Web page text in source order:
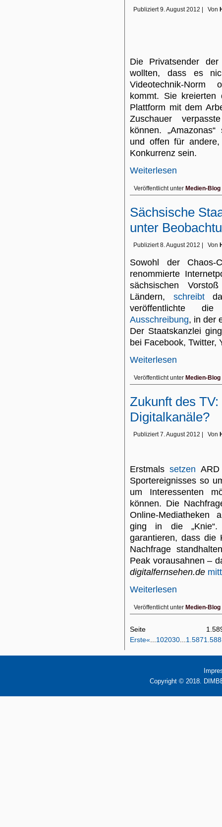
Publiziert 9. August 2012 Von
Die Privatsender
wollten, dass es
Videotechnik-Norm
kommt. Sie kreierten
Plattform mit dem
Zuschauer
können.
und offen für
Konkurrenz sein.
Weiterlesen
Veröffentlicht unter Medien-Blog
Sächsische
unter
Publiziert 8. August 2012 Von
Sowohl der Chaos-
renommierte
sächsischen
Ländern, schreibt
veröffentlichte
Ausschreibung, in der
Der Staatskanzlei
bei Facebook, Twitter,
Weiterlesen
Veröffentlicht unter Medien-Blog
Zukunft des
Digitalkanäle?
Publiziert 7. August 2012 Von
Erstmalssetzen
Sportereignisses so
um Interessenten
können. Die
Online-Mediatheken
ging in die
garantieren, dass die
Nachfrage
Peak vorausahnen –
digitalfernsehen.de
Weiterlesen
Veröffentlicht unter Medien-Blog
Seite
Erste« 102030 1.5871.588
Copyright © 2018.